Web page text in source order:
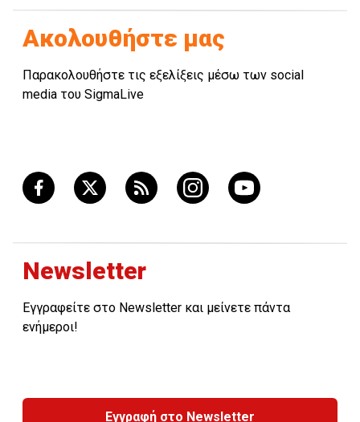
Ακολουθήστε μας
Παρακολουθήστε τις εξελίξεις μέσω των social
media του SigmaLive
Newsletter
Εγγραφείτε στο Newsletter και μείνετε πάντα
ενήμεροι!
Εγγραφή στο Newsletter